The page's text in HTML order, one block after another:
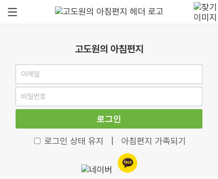
고도원의 아침편지
로그인
로그인 상태 유지 아침편지 가족되기